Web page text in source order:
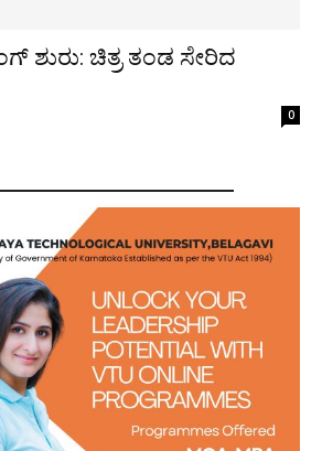
ಶುರು: ಚಿತ್ರ ತಂಡ ಸೇರಿದ
0